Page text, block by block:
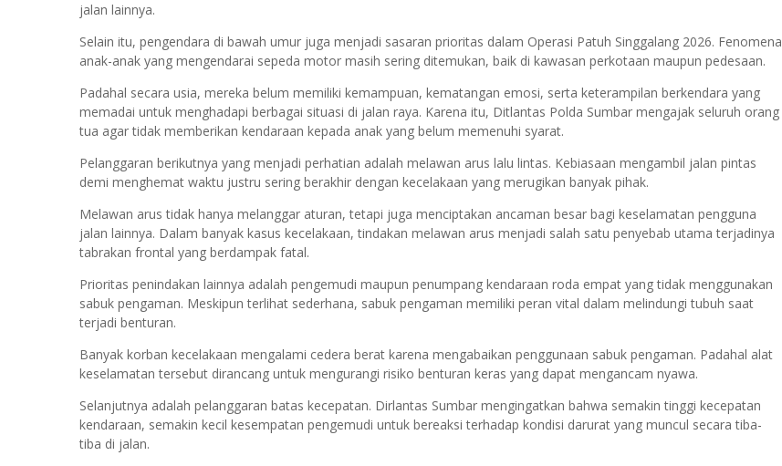
jalan lainnya.
Selain itu, pengendara di bawah umur juga menjadi sasaran prioritas dalam Operasi Patuh Singgalang 2026. Fenomena
anak-anak yang mengendarai sepeda motor masih sering ditemukan, baik di kawasan perkotaan maupun pedesaan.
Padahal secara usia, mereka belum memiliki kemampuan, kematangan emosi, serta keterampilan berkendara yang
memadai untuk menghadapi berbagai situasi di jalan raya. Karena itu, Ditlantas Polda Sumbar mengajak seluruh orang
tua agar tidak memberikan kendaraan kepada anak yang belum memenuhi syarat.
Pelanggaran berikutnya yang menjadi perhatian adalah melawan arus lalu lintas. Kebiasaan mengambil jalan pintas
demi menghemat waktu justru sering berakhir dengan kecelakaan yang merugikan banyak pihak.
Melawan arus tidak hanya melanggar aturan, tetapi juga menciptakan ancaman besar bagi keselamatan pengguna
jalan lainnya. Dalam banyak kasus kecelakaan, tindakan melawan arus menjadi salah satu penyebab utama terjadinya
tabrakan frontal yang berdampak fatal.
Prioritas penindakan lainnya adalah pengemudi maupun penumpang kendaraan roda empat yang tidak menggunakan
sabuk pengaman. Meskipun terlihat sederhana, sabuk pengaman memiliki peran vital dalam melindungi tubuh saat
terjadi benturan.
Banyak korban kecelakaan mengalami cedera berat karena mengabaikan penggunaan sabuk pengaman. Padahal alat
keselamatan tersebut dirancang untuk mengurangi risiko benturan keras yang dapat mengancam nyawa.
Selanjutnya adalah pelanggaran batas kecepatan. Dirlantas Sumbar mengingatkan bahwa semakin tinggi kecepatan
kendaraan, semakin kecil kesempatan pengemudi untuk bereaksi terhadap kondisi darurat yang muncul secara tiba-
tiba di jalan.